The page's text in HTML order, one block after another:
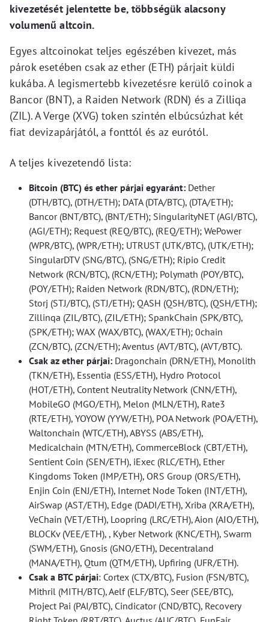
kivezetését jelentette be, többségük alacsony
volumenű altcoin.
Egyes altcoinokat teljes egészében kivezet, más
párok esetében csak az ether (ETH) párjait küldi
kukába. A legismertebb kivezetésre kerülő coinok a
Bancor (BNT), a Raiden Network (RDN) és a Zilliqa
(ZIL). A Verge (XVG) token szintén elbúcsúzhat két
fiat devizapárjától, a fonttól és az eurótól.
A teljes kivezetendő lista:
Bitcoin (BTC) és ether párjai egyaránt: Dether
(DTH/BTC), (DTH/ETH); DATA (DTA/BTC), (DTA/ETH);
Bancor (BNT/BTC), (BNT/ETH); SingularityNET (AGI/BTC),
(AGI/ETH); Request (REQ/BTC), (REQ/ETH); WePower
(WPR/BTC), (WPR/ETH); UTRUST (UTK/BTC), (UTK/ETH);
SingularDTV (SNG/BTC), (SNG/ETH); Ripio Credit
Network (RCN/BTC), (RCN/ETH); Polymath (POY/BTC),
(POY/ETH); Raiden Network (RDN/BTC), (RDN/ETH);
Storj (STJ/BTC), (STJ/ETH); QASH (QSH/BTC), (QSH/ETH);
Zillinqa (ZIL/BTC), (ZIL/ETH); SpankChain (SPK/BTC),
(SPK/ETH); WAX (WAX/BTC), (WAX/ETH); 0chain
(ZCN/BTC), (ZCN/ETH); Aventus (AVT/BTC), (AVT/BTC).
Csak az ether párjai: Dragonchain (DRN/ETH), Monolith
(TKN/ETH), Essentia (ESS/ETH), Hydro Protocol
(HOT/ETH), Content Neutrality Network (CNN/ETH),
MobileGO (MGO/ETH), Melon (MLN/ETH), Rate3
(RTE/ETH), YOYOW (YYW/ETH), POA Network (POA/ETH),
Waltonchain (WTC/ETH), ABYSS (ABS/ETH),
Medicalchain (MTN/ETH), CommerceBlock (CBT/ETH),
Sentient Coin (SEN/ETH), iExec (RLC/ETH), Ether
Kingdoms Token (IMP/ETH), ORS Group (ORS/ETH),
Enjin Coin (ENJ/ETH), Internet Node Token (INT/ETH),
AirSwap (AST/ETH), Edge (DADI/ETH), Xriba (XRA/ETH),
VeChain (VET/ETH), Loopring (LRC/ETH), Aion (AIO/ETH),
BLOCKv (VEE/ETH), , Kyber Network (KNC/ETH), Swarm
(SWM/ETH), Gnosis (GNO/ETH), Decentraland
(MANA/ETH), Qtum (QTM/ETH), Upfiring (UFR/ETH).
Csak a BTC párjai: Cortex (CTX/BTC), Fusion (FSN/BTC),
Mithril (MITH/BTC), Aelf (ELF/BTC), Seer (SEE/BTC),
Project Pai (PAI/BTC), Cindicator (CND/BTC), Recovery